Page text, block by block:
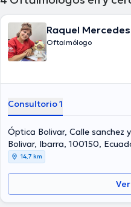
Raquel
Oftalmólogo
Consultorio 1
Óptica Bolivar, Calle sanchez
Bolivar, Ibarra, 100150,
14,7 km